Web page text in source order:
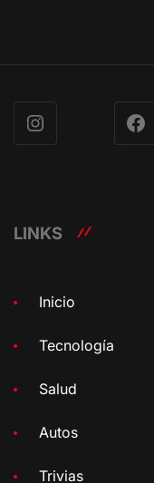
Instagram
LINKS
Inicio
Tecnología
Salud
Autos
Trivias